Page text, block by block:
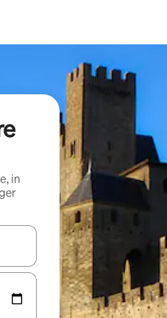
in
den Pfeiltasten nach oben und